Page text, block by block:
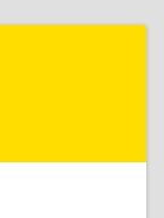
Советская